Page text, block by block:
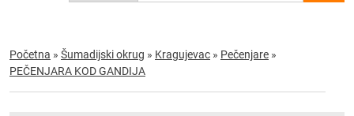
Početna » Šumadijski okrug » Kragujevac » Pečenjare »
PEČENJARA KOD GANDIJA